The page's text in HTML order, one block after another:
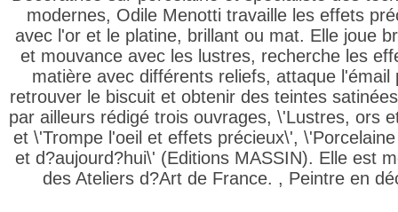
modernes, Odile Menotti travaille les effets
avec l'or et le platine, brillant ou mat. Elle joue
et mouvance avec les lustres, recherche les
matière avec différents reliefs, attaque l'émail
retrouver le biscuit et obtenir des teintes
par ailleurs rédigé trois ouvrages, \'Lustres, ors
et \'Trompe l'oeil et effets précieux\',
et d?aujourd?hui\' (Editions MASSIN). Elle est
des Ateliers d?Art de France. , Peintre en